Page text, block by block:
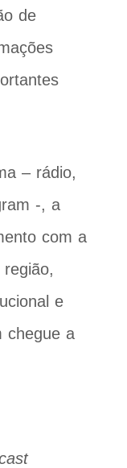
de
– rádio,
-, a
com a
e
chegue a